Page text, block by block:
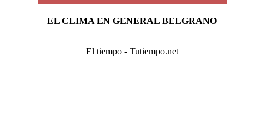
EL CLIMA EN GENERAL BELGRANO
El tiempo - Tutiempo.net